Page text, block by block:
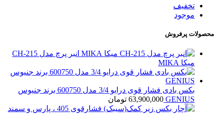
تخفیف
موجود
محصولات پرفروش
انبر پرچ مدل CH-215
میکا MIKA
بکس بادی فشار قوی درایو 3/4 مدل 600750 برند جنیوس
GENIUS
63,900,000 تومان